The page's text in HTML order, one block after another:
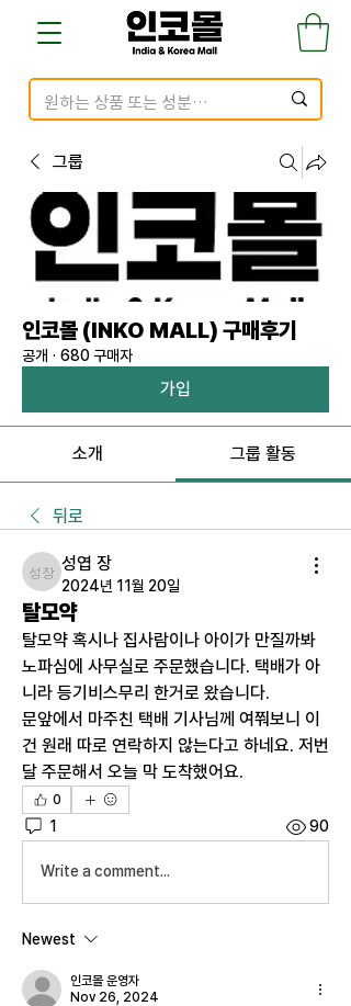
그룹
인코몰 (INKO MALL) 구매후기
공개 · 680 구매자
가입
소개 그룹 활동
뒤로
성엽 장
성엽 장
2024년 11월 20일
탈모약
탈모약 혹시나 집사람이나 아이가 만질까봐
노파심에 사무실로 주문했습니다. 택배가 아
니라 등기비스무리 한거로 왔습니다.
문앞에서 마주친 택배 기사님께 여쭤보니 이
건 원래 따로 연락하지 않는다고 하네요. 저번
달 주문해서 오늘 막 도착했어요.
0
1 90
Write a comment...
Newest
인코몰 운영자
Nov 26, 2024